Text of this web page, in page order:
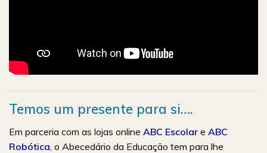
Temos um presente para si….
Em parceria com as lojas online ABC Escolar e ABC
Robótica , o Abecedário da Educação tem para lhe